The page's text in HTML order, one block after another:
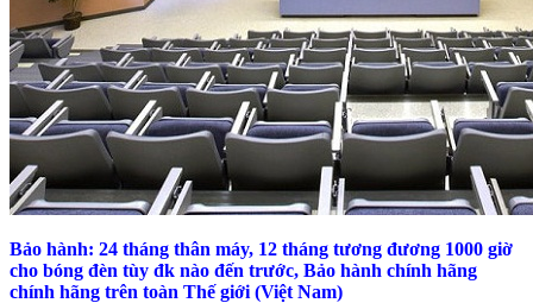
Bảo hành: 24 tháng thân máy, 12 tháng tương đương 1000 giờ
cho bóng đèn tùy đk nào đến trước, Bảo hành chính hãng
chính hãng trên toàn Thế giới (Việt Nam)